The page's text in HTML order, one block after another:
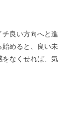
良い方向へと進
めると、良い未
なくせれば、気